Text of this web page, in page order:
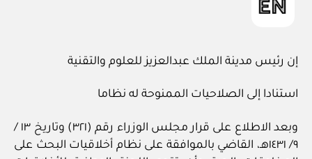
إن رئيس مدينة الملك عبدالعزيز للعلوم والتقنية
استنادا إلى الصلاحيات الممنوحة له نظاما
وبعد الاطلاع على قرار مجلس الوزراء رقم (٣٢١) وتاريخ ١٣ /
٩/ ١٤٣١هـ، القاضي بالموافقة على نظام أخلاقيات البحث على